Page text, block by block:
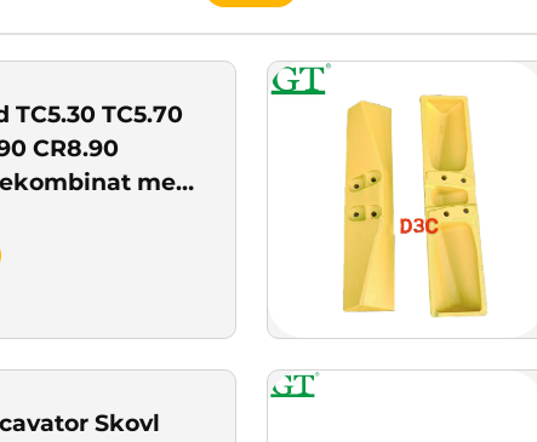
TC5.30 TC5.70
CR8.90
med
Skovl